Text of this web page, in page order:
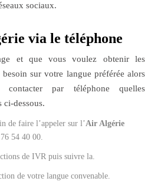
sociaux.
via le téléphone
et que vous voulez obtenir les
sur votre langue préférée alors
contacter par téléphone quelles
ci-dessous.
de faire l’appeler sur l’Air Algérie
54 40 00.
de IVR puis suivre la.
de votre langue convenable.